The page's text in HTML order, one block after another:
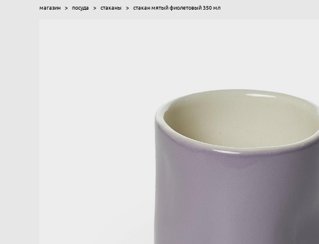
магазин > посуда > стаканы > стакан мятый фиолетовый 350 мл